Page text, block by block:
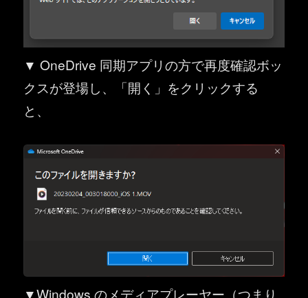
▼ OneDrive 同期アプリの方で再度確認ボッ
クスが登場し、「開く」をクリックする
と、
▼Windows のメディアプレーヤー（つまり